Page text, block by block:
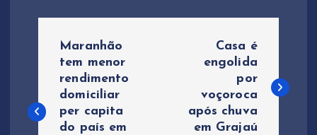
v
Maranhão
tem menor
rendimento
domiciliar
per capita
do país em
Casa é
engolida
por
voçoroca
após chuva
em Grajaú